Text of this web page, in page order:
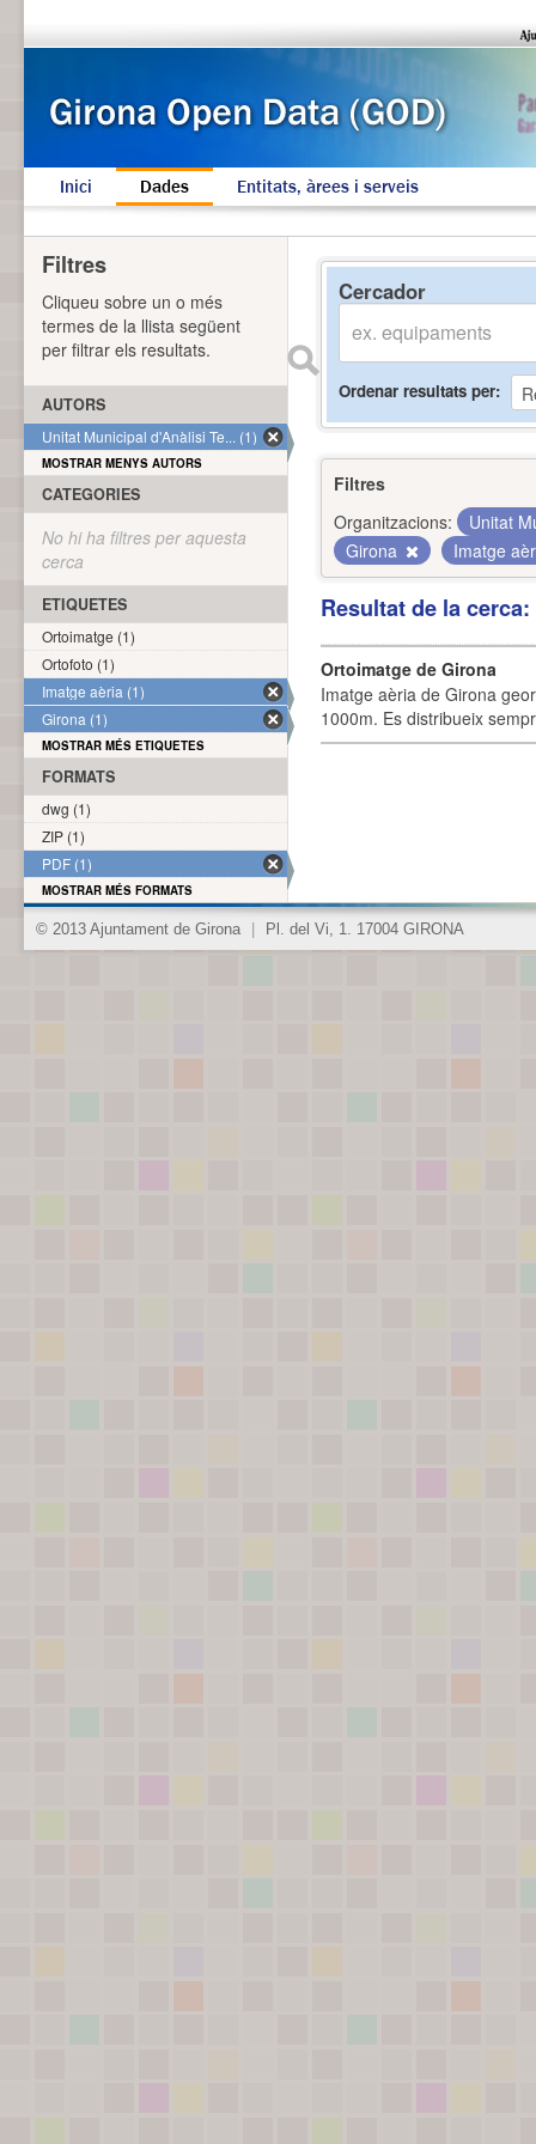
Inici Dades Entitats, àrees i serveis
Cercador
Ordenar resultats per
Filtres
Organitzacions:
Unitat
Girona
Imatge
Resultat de la
Ortoimatge de Girona
Imatge aèria de Girona
1000m. Es distribueix
Filtres
Cliqueu sobre un o més
termes de la llista següent
per filtrar els resultats.
AUTORS
Unitat Municipal d'Anàlisi Te... (1)
MOSTRAR MENYS AUTORS
CATEGORIES
No hi ha filtres per aquesta
cerca
ETIQUETES
Ortoimatge (1)
Ortofoto (1)
Imatge aèria (1)
Girona (1)
MOSTRAR MÉS ETIQUETES
FORMATS
dwg (1)
ZIP (1)
PDF (1)
MOSTRAR MÉS FORMATS
© 2013 Ajuntament de Girona Pl. del Vi, 1. 17004 GIRONA